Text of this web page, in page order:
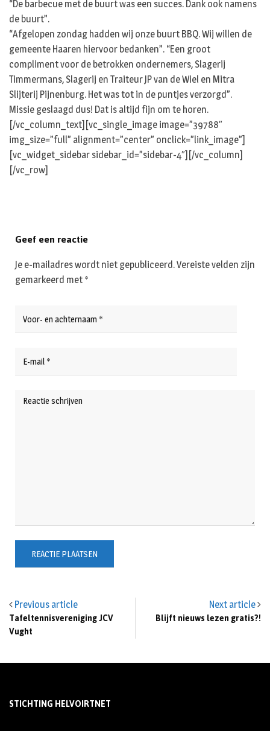
“De barbecue met de buurt was een succes. Dank ook namens
de buurt”.
“Afgelopen zondag hadden wij onze buurt BBQ. Wij willen de
gemeente Haaren hiervoor bedanken”. “Een groot
compliment voor de betrokken ondernemers, Slagerij
Timmermans, Slagerij en Traiteur JP van de Wiel en Mitra
Slijterij Pijnenburg. Het was tot in de puntjes verzorgd”.
Missie geslaagd dus! Dat is altijd fijn om te horen.
[/vc_column_text][vc_single_image image=”39788″
img_size=”full” alignment=”center” onclick=”link_image”]
[vc_widget_sidebar sidebar_id=”sidebar-4″][/vc_column]
[/vc_row]
Previous article
Tafeltennisvereniging JCV
Vught
Next article
Blijft nieuws lezen gratis?!
Geef een reactie
Je e-mailadres wordt niet gepubliceerd.Vereiste velden zijn
gemarkeerd met *
STICHTING HELVOIRTNET